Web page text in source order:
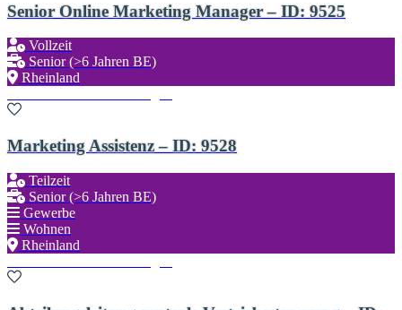
Senior Online Marketing Manager – ID: 9525
Vollzeit
Senior (>6 Jahren BE)
Rheinland
Marketing Assistenz – ID: 9528
Teilzeit
Senior (>6 Jahren BE)
Gewerbe
Wohnen
Rheinland